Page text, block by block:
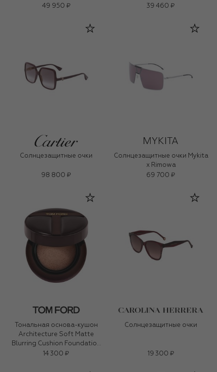
49 950 ₽
39 460 ₽
Солнцезащитные очки
98 800 ₽
Солнцезащитные очки Mykita
x Rimowa
69 700 ₽
Тональная основа-кушон
Architecture Soft Matte
Blurring Cushion Foundation
SPF 40/PA+++, оттенок 0.7
14 300 ₽
Солнцезащитные очки
19 300 ₽